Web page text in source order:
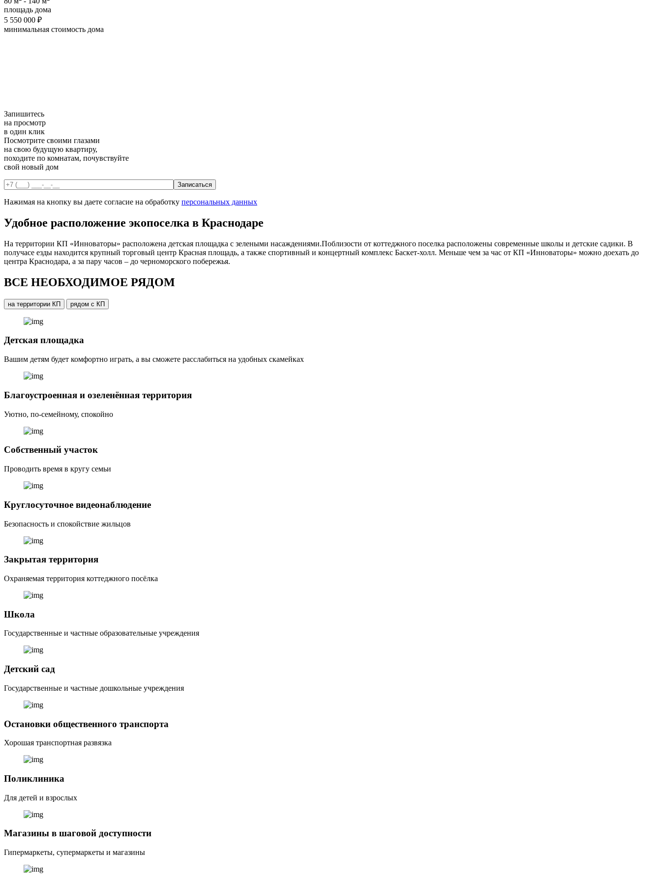
площадь дома
5 550 000 ₽
минимальная cтоимость дома
Запишитесь
на просмотр
в один клик
Посмотрите своими глазами
на свою будущую квартиру,
походите по комнатам, почувствуйте
свой новый дом
Нажимая на кнопку вы даете согласие на обработку персональных данных
Удобное расположение экопоселка в Краснодаре
На территории КП «Инноваторы» расположена детская площадка с зелеными насаждениями.Поблизости от коттеджного поселка расположены современные школы и детские садики. В
получасе езды находится крупный торговый центр Красная площадь, а также спортивный и концертный комплекс Баскет-холл. Меньше чем за час от КП «Инноваторы» можно доехать до
центра Краснодара, а за пару часов – до черноморского побережья.
ВСЕ НЕОБХОДИМОЕ РЯДОМ
на территории КП рядом с КП
Детская площадка
Вашим детям будет комфортно играть, а вы сможете расслабиться на удобных скамейках
Благоустроенная и озеленённая территория
Уютно, по-семейному, спокойно
Собственный участок
Проводить время в кругу семьи
Круглосуточное видеонаблюдение
Безопасность и спокойствие жильцов
Закрытая территория
Охраняемая территория коттеджного посёлка
Школа
Государственные и частные образовательные учреждения
Детский сад
Государственные и частные дошкольные учреждения
Остановки общественного транспорта
Хорошая транспортная развязка
Поликлиника
Для детей и взрослых
Магазины в шаговой доступности
Гипермаркеты, супермаркеты и магазины